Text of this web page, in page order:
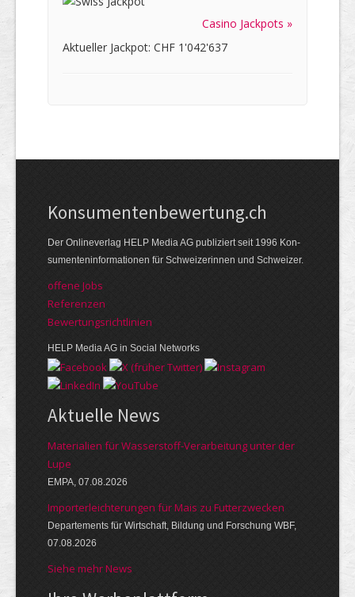
Casino Jackpots »
Aktueller Jackpot: CHF 1'042'637
Kon­su­menten­be­wer­tung.ch
Der Online­verlag HELP Media AG publi­ziert seit 1996 Kon­
su­menten­infor­mationen für Schwei­zerinnen und Schweizer.
offene Jobs
Referenzen
Bewer­tungs­richt­linien
HELP Media AG in Social Networks
Aktuelle News
Materialien für Wasserstoff-Verarbeitung unter der
Lupe
EMPA, 07.08.2026
Importerleichterungen für Mais zu Futterzwecken
Departements für Wirtschaft, Bildung und Forschung WBF,
07.08.2026
Siehe mehr News